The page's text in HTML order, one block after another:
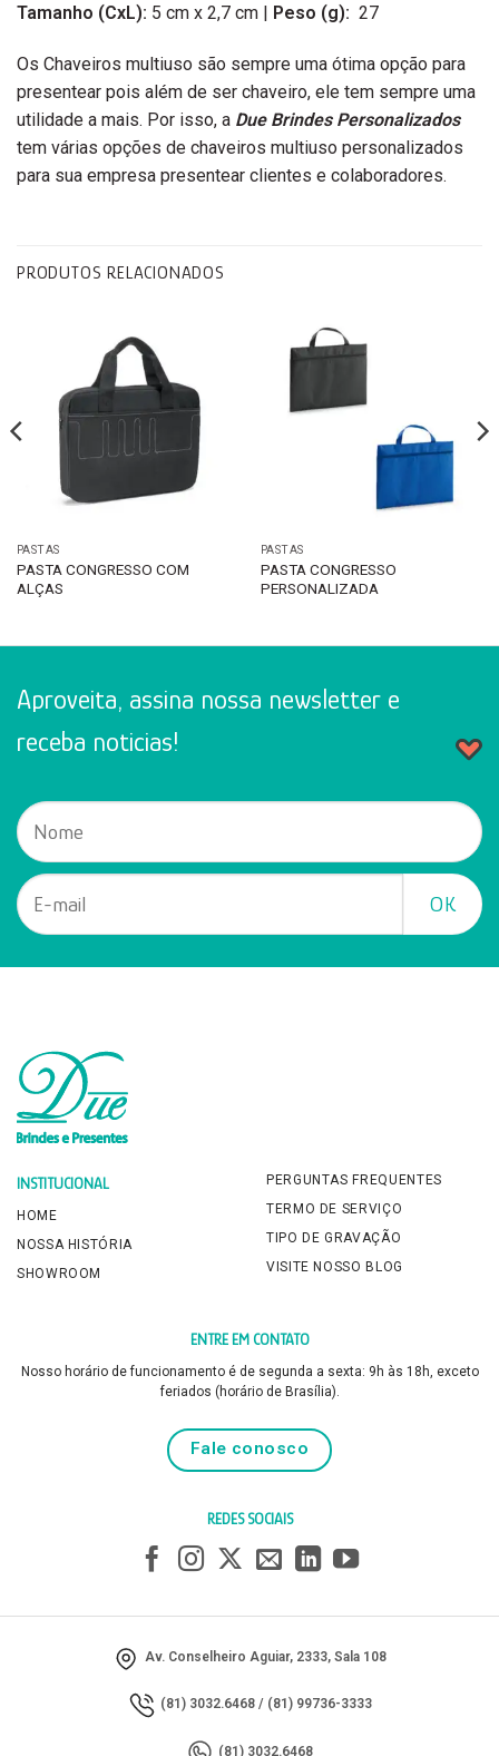
Tamanho (CxL): 5 cm x 2,7 cm | Peso (g): 27
Os Chaveiros multiuso são sempre uma ótima opção para
presentear pois além de ser chaveiro, ele tem sempre uma
utilidade a mais. Por isso, a Due Brindes Personalizados
tem várias opções de chaveiros multiuso personalizados
para sua empresa presentear clientes e colaboradores.
PRODUTOS RELACIONADOS
PASTAS
PASTA CONGRESSO COM
ALÇAS
PASTAS
PASTA CONGRESSO
PERSONALIZADA
Aproveita, assina nossa newsletter e
receba noticias!
INSTITUCIONAL
HOME
NOSSA HISTÓRIA
SHOWROOM
PERGUNTAS FREQUENTES
TERMO DE SERVIÇO
TIPO DE GRAVAÇÃO
VISITE NOSSO BLOG
ENTRE EM CONTATO
Nosso horário de funcionamento é de segunda a sexta: 9h às 18h, exceto
feriados (horário de Brasília).
Fale conosco
REDES SOCIAIS
Av. Conselheiro Aguiar, 2333, Sala 108
(81) 3032.6468/ (81) 99736-3333
(81) 3032.6468